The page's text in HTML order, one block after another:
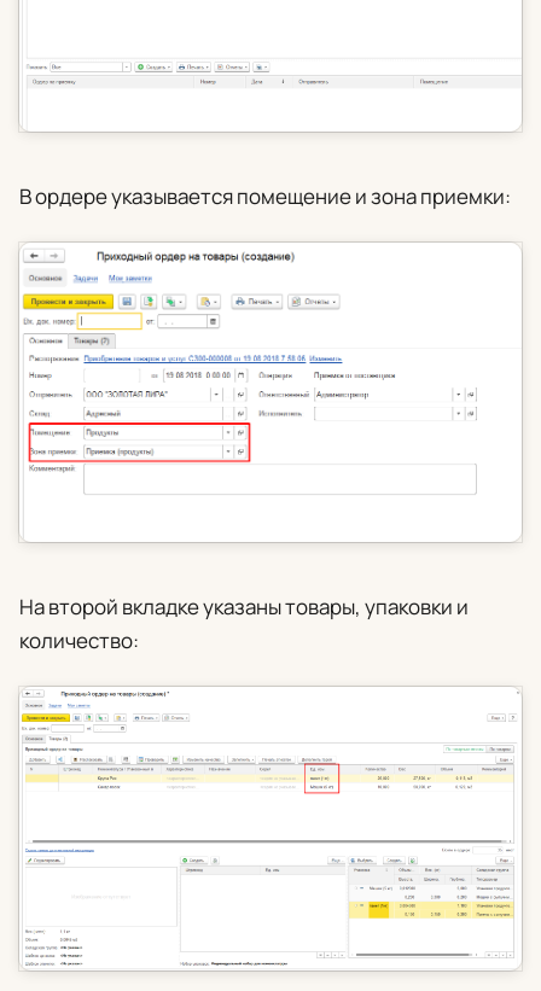
В ордере указывается помещение и зона приемки:
На второй вкладке указаны товары, упаковки и
количество: